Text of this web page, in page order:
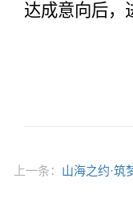
达成意向后，
上一条： 山海之约·筑